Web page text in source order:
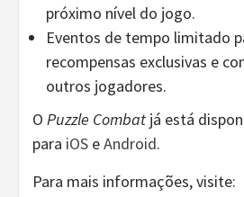
próximo nível do jogo.
Eventos de tempo limitado
recompensas exclusivas e
outros jogadores.
O Puzzle Combat já está
para iOS eAndroid.
Para mais informações, visite: